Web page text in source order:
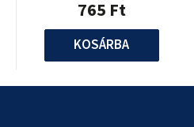
765 Ft
KOSÁRBA